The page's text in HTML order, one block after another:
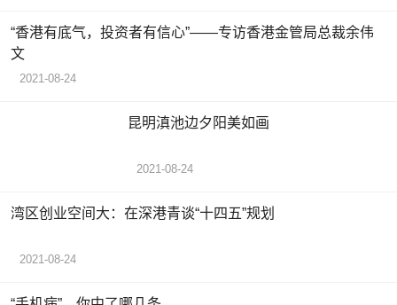
“香港有底气，投资者有信心”——专访香港金管局总裁余伟
文
2021-08-24
昆明滇池边夕阳美如画
2021-08-24
湾区创业空间大：在深港青谈“十四五”规划
2021-08-24